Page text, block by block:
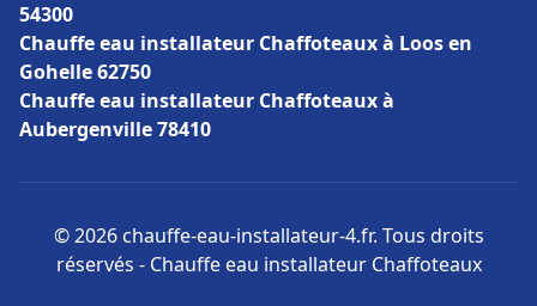
54300
Chauffe eau installateur Chaffoteaux à Loos en
Gohelle 62750
Chauffe eau installateur Chaffoteaux à
Aubergenville 78410
© 2026 chauffe-eau-installateur-4.fr. Tous droits
réservés - Chauffe eau installateur Chaffoteaux